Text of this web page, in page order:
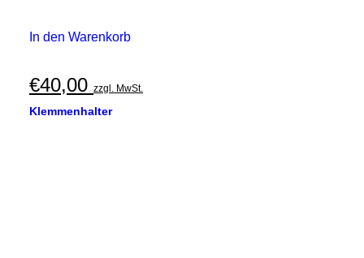
In den Warenkorb
€40,00 zzgl. MwSt.
Klemmenhalter